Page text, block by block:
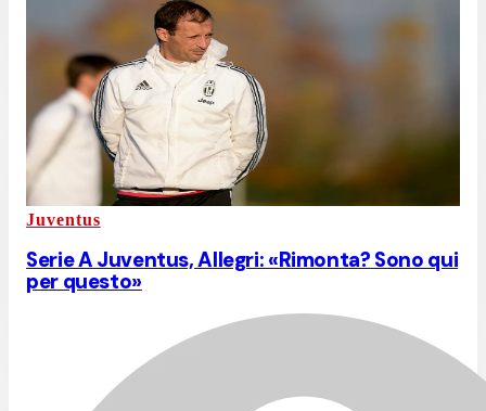
Juventus
Serie A Juventus, Allegri: «Rimonta? Sono qui
per questo»